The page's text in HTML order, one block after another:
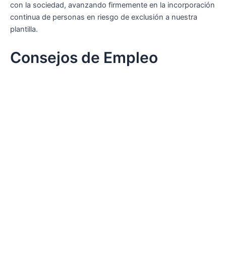
con la sociedad, avanzando firmemente en la incorporación
continua de personas en riesgo de exclusión a nuestra
plantilla.
Consejos de Empleo